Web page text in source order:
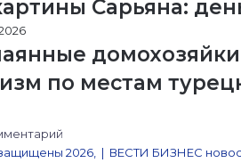
Сарьяна:
по местам
2026, | ВЕСТИ БИЗНЕС